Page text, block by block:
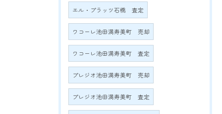
エル・プラッツ石橋 査定
ワコーレ池田満寿美町 売却
ワコーレ池田満寿美町 査定
プレジオ池田満寿美町 売却
プレジオ池田満寿美町 査定